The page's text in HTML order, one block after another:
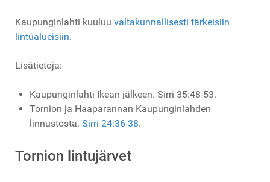
Kaupunginlahti kuuluu valtakunnallisesti tärkeisiin
lintualueisiin.
Lisätietoja:
Kaupunginlahti Ikean jälkeen. Sirri 35:48-53.
Tornion ja Haaparannan Kaupunginlahden
linnustosta. Sirri 24:36-38.
Tornion lintujärvet